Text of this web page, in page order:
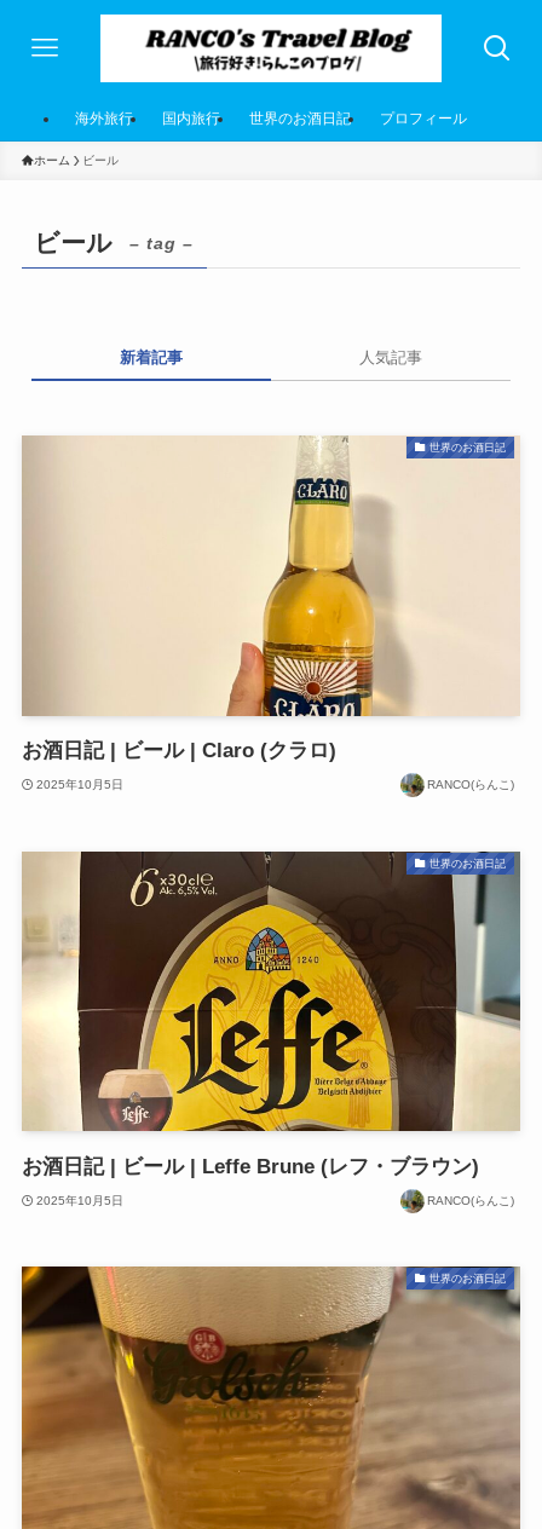
海外旅行 国内旅行 世界のお酒日記 プロフィール
ホーム ビール
ビール – tag –
新着記事 人気記事
世界のお酒日記
お酒日記 | ビール | Claro (クラロ)
2025年10月5日 RANCO(らんこ)
世界のお酒日記
お酒日記 | ビール | Leffe Brune (レフ・ブラウン)
2025年10月5日 RANCO(らんこ)
世界のお酒日記